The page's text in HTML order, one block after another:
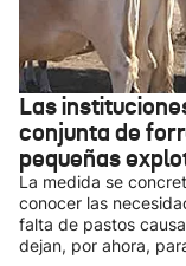
Las
conjunta de
pequeñas
La medida se
conocer las
falta de pastos
dejan, por ahora,